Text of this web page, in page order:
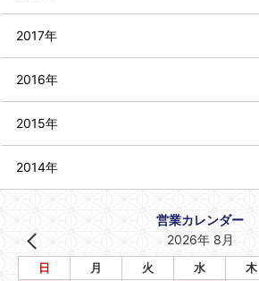
2017年
2016年
2015年
2014年
営業カレンダー
2026年 8月
日 月 火 水 木